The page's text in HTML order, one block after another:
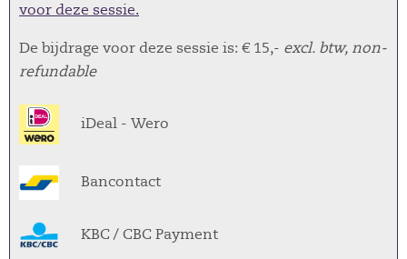
voor deze sessie.
De bijdrage voor deze sessie is: € 15,- excl. btw, non-
refundable
iDeal - Wero
Bancontact
KBC / CBC Payment